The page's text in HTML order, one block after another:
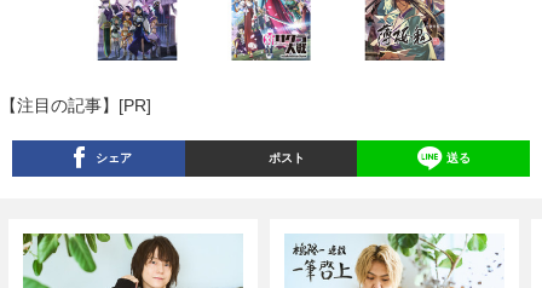
【注目の記事】[PR]
シェア ポスト 送る